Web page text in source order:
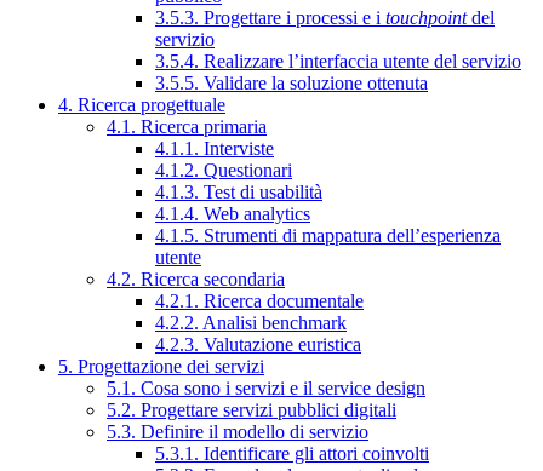
3.5.3. Progettare i processi e i touchpointdel
servizio
3.5.4. Realizzare l’interfaccia utente del servizio
3.5.5. Validare la soluzione ottenuta
4. Ricerca progettuale
4.1. Ricerca primaria
4.1.1. Interviste
4.1.2. Questionari
4.1.3. Test di usabilità
4.1.4. Web analytics
4.1.5. Strumenti di mappatura dell’esperienza
utente
4.2. Ricerca secondaria
4.2.1. Ricerca documentale
4.2.2. Analisi benchmark
4.2.3. Valutazione euristica
5. Progettazione dei servizi
5.1. Cosa sono i servizi e il service design
5.2. Progettare servizi pubblici digitali
5.3. Definire il modello di servizio
5.3.1. Identificare gli attori coinvolti